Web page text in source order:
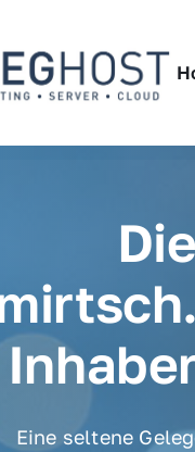
Eine seltene